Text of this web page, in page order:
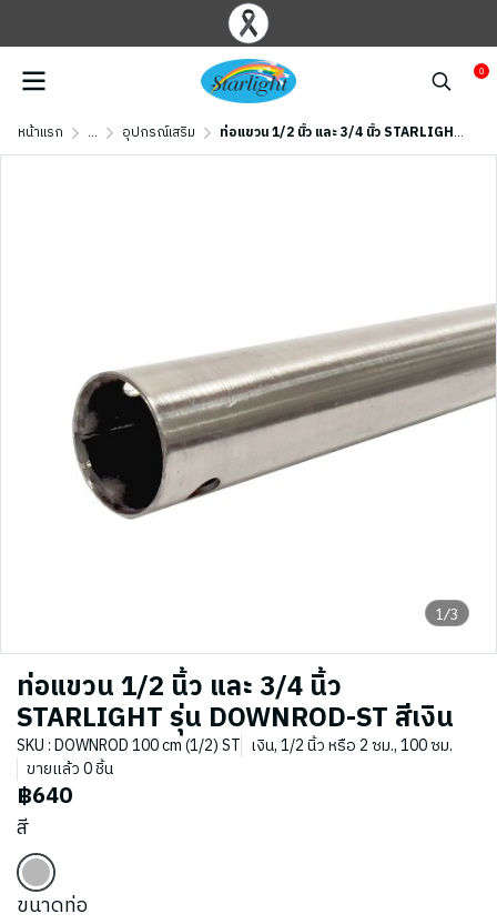
0
หน้าแรก ... อุปกรณ์เสริม ท่อแขวน 1/2 นิ้ว และ 3/4 นิ้ว STARLIGHT รุ่น DOWNROD-ST สีเงิน
1/3
ท่อแขวน 1/2 นิ้ว และ 3/4 นิ้ว
STARLIGHT รุ่น DOWNROD-ST สีเงิน
SKU : DOWNROD 100 cm (1/2) ST เงิน, 1/2 นิ้ว หรือ 2 ซม., 100 ซม.
ขายแล้ว 0 ชิ้น
฿640
สี
ขนาดท่อ